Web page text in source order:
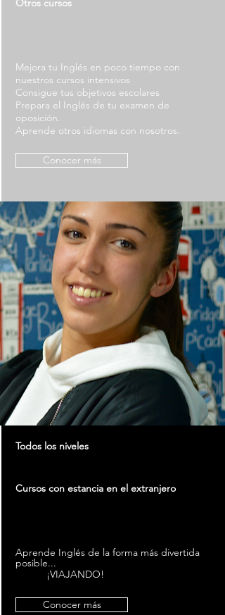
Otros cursos
Mejora tu Inglés en poco tiempo con
nuestros cursos intensivos
Consigue tus objetivos escolares
Prepara el Inglés de tu examen de
oposición.
Aprende otros idiomas con nosotros.
Conocer más
Todos los niveles
Cursos con estancia en el extranjero
Aprende Inglés de la forma más divertida
posible...
¡VIAJANDO!
Conocer más